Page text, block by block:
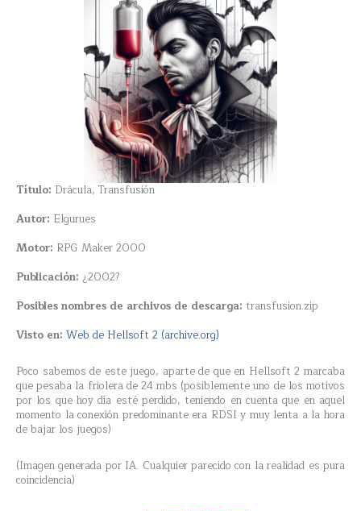
Título: Drácula, Transfusión
Autor: Elgurues
Motor: RPG Maker 2000
Publicación: ¿2002?
Posibles nombres de archivos de descarga: transfusion.zip
Visto en: Web de Hellsoft 2 (archive.org)
Poco sabemos de este juego, aparte de que en Hellsoft 2 marcaba
que pesaba la friolera de 24 mbs (posiblemente uno de los motivos
por los que hoy día esté perdido, teniendo en cuenta que en aquel
momento la conexión predominante era RDSI y muy lenta a la hora
de bajar los juegos)
(Imagen generada por IA. Cualquier parecido con la realidad es pura
coincidencia)